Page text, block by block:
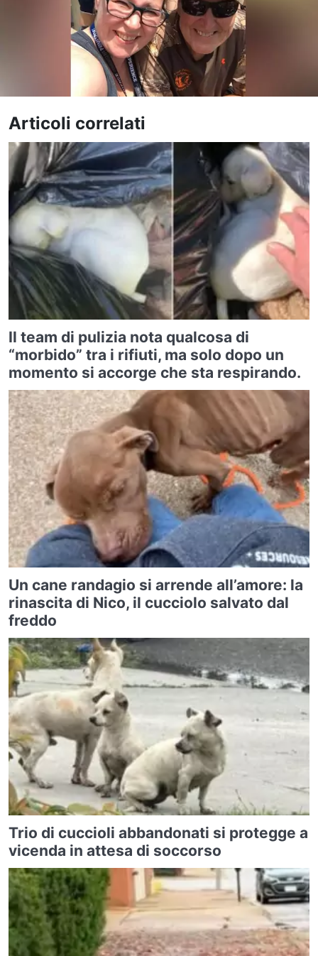
Articoli correlati
Il team di pulizia nota qualcosa di
“morbido” tra i rifiuti, ma solo dopo un
momento si accorge che sta respirando.
Un cane randagio si arrende all’amore: la
rinascita di Nico, il cucciolo salvato dal
freddo
Trio di cuccioli abbandonati si protegge a
vicenda in attesa di soccorso